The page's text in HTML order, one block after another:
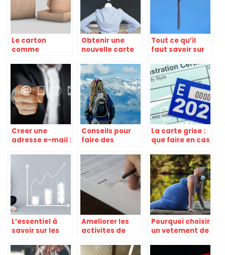
Le carton
comme
avantages
Obtenir une
nouvelle carte
il savoir ?
Tout ce qu’il
faut savoir sur
levage en
manutention!
Creer une
adresse e-mail :
Conseils pour
faire des
La carte grise :
que faire en cas
L’essentiel à
savoir sur les
et les
Ameliorer les
activites de
conseils
Pourquoi choisir
un vetement de